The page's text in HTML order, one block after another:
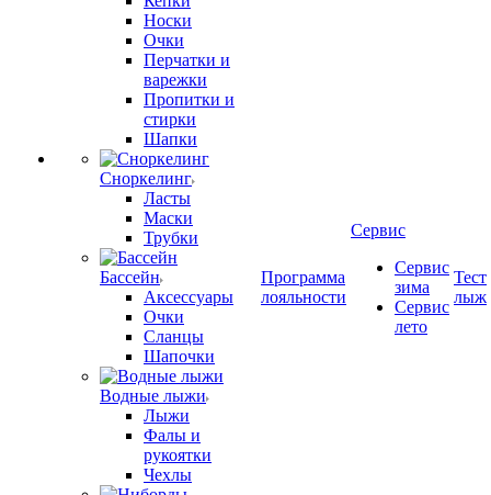
Носки
Очки
Перчатки и
варежки
Пропитки и
стирки
Шапки
Сноркелинг
Ласты
Маски
Трубки
Бассейн
Аксессуары
Очки
Сланцы
Шапочки
Водные лыжи
Лыжи
Фалы и
рукоятки
Чехлы
Программа
лояльности
Сервис
Сервис
зима
Сервис
лето
Тест
лыж